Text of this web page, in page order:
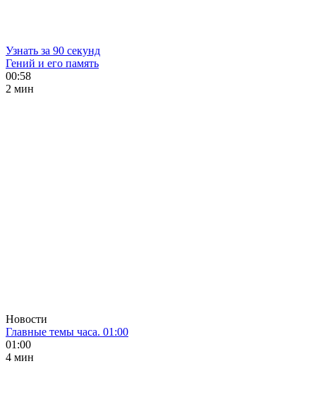
Узнать за 90 секунд
Гений и его память
00:58
2 мин
Новости
Главные темы часа. 01:00
01:00
4 мин